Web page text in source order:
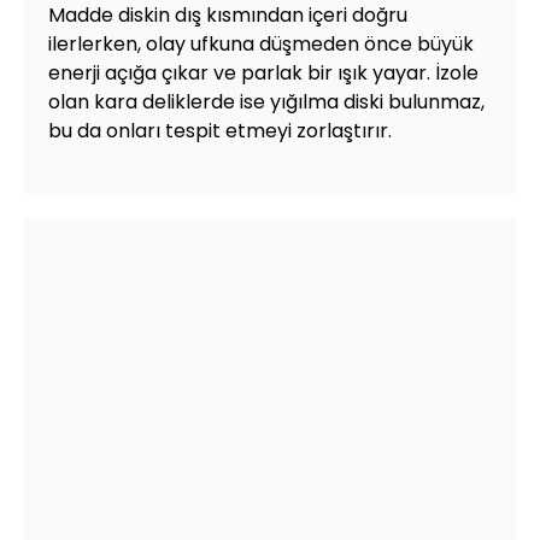
Madde diskin dış kısmından içeri doğru
ilerlerken, olay ufkuna düşmeden önce büyük
enerji açığa çıkar ve parlak bir ışık yayar. İzole
olan kara deliklerde ise yığılma diski bulunmaz,
bu da onları tespit etmeyi zorlaştırır.